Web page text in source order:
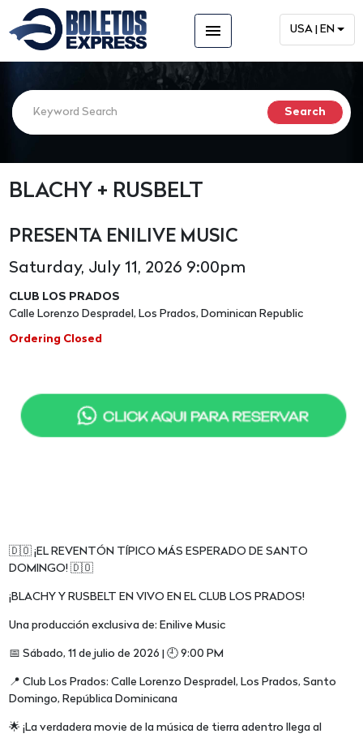
menu USA | EN
BLACHY + RUSBELT
PRESENTA ENILIVE MUSIC
Saturday, July 11, 2026 9:00pm
CLUB LOS PRADOS
Calle Lorenzo Despradel, Los Prados, Dominican Republic
Ordering Closed
🇩🇴 ¡EL REVENTÓN TÍPICO MÁS ESPERADO DE SANTO
DOMINGO! 🇩🇴
¡BLACHY Y RUSBELT EN VIVO EN EL CLUB LOS PRADOS!
Una producción exclusiva de: Enilive Music
📅 Sábado, 11 de julio de 2026 | 🕘 9:00 PM
📍 Club Los Prados: Calle Lorenzo Despradel, Los Prados, Santo
Domingo, República Dominicana
🌟 ¡La verdadera movie de la música de tierra adentro llega al